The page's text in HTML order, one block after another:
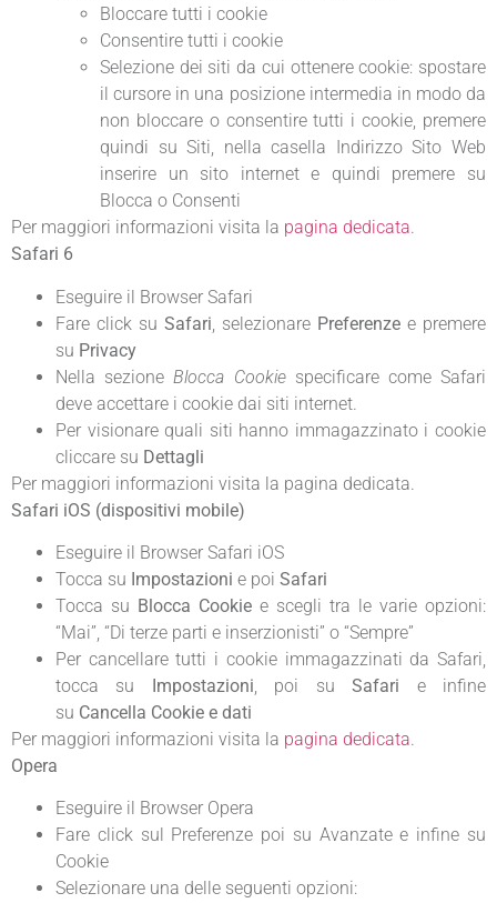
Bloccare tutti i cookie
Consentire tutti i cookie
Selezione dei siti da cui ottenere cookie: spostare
il cursore in una posizione intermedia in modo da
non bloccare o consentire tutti i cookie, premere
quindi su Siti, nella casella Indirizzo Sito Web
inserire un sito internet e quindi premere su
Blocca o Consenti
Per maggiori informazioni visita la pagina dedicata.
Safari 6
Eseguire il Browser Safari
Fare click su Safari , selezionare Preferenze e premere
su Privacy
Nella sezioneBlocca Cookiespecificare come Safari
deve accettare i cookie dai siti internet.
Per visionare quali siti hanno immagazzinato i cookie
cliccare su Dettagli
Per maggiori informazioni visita la pagina dedicata.
Safari iOS (dispositivi mobile)
Eseguire il Browser Safari iOS
Tocca su Impostazioni e poi Safari
Tocca su Blocca Cookie e scegli tra le varie opzioni:
“Mai”, “Di terze parti e inserzionisti” o “Sempre”
Per cancellare tutti i cookie immagazzinati da Safari,
tocca su Impostazioni, poi suSafari e infine
su Cancella Cookie e dati
Per maggiori informazioni visita la pagina dedicata.
Opera
Eseguire il Browser Opera
Fare click sul Preferenze poi su Avanzate e infine su
Cookie
Selezionare una delle seguenti opzioni: